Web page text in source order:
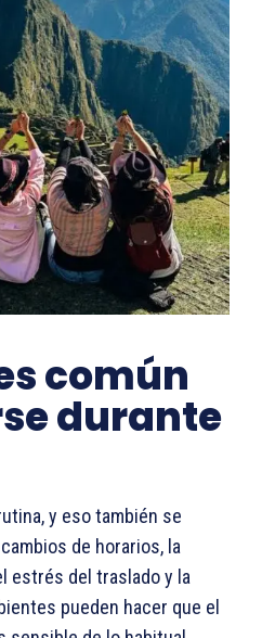
común
durante
y eso también se
de horarios, la
estrés del traslado y la
pueden hacer que el